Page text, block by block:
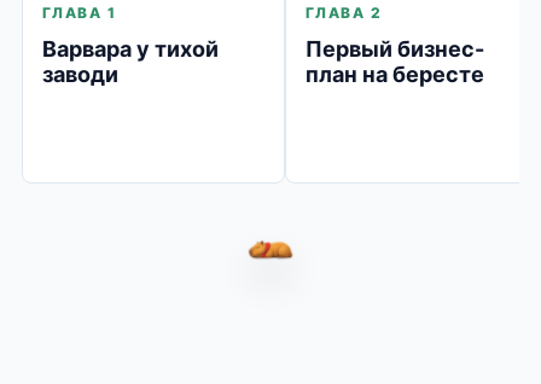
ГЛАВА 1
Варвара у тихой
заводи
ГЛАВА 2
Первый бизнес-
план на бересте
Капибара Варвара спит и